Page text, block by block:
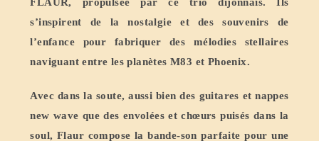
s’inspirent de la nostalgie et des souvenirs de
l’enfance pour fabriquer des mélodies stellaires
naviguant entre les planètes M83 et Phoenix.
Avec dans la soute, aussi bien des guitares et nappes
new wave que des envolées et chœurs puisés dans la
soul, Flaur compose la bande-son parfaite pour une